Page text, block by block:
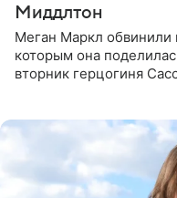
Миддлтон
Меган Маркл обвинили
которым она
вторник герцогиня